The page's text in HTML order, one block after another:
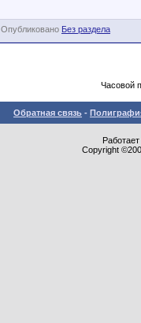
Опубликовано Без раздела
Часовой
Обратная связь -
Copyright